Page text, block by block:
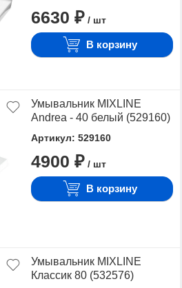
6630 ₽ / шт
В корзину
Умывальник MIXLINE
Andrea - 40 белый (529160)
Артикул: 529160
4900 ₽ / шт
В корзину
Умывальник MIXLINE
Классик 80 (532576)